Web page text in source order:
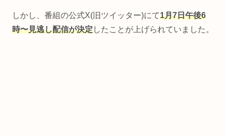
しかし、番組の公式X(旧ツイッター)にて1月7日午後6
時〜見逃し配信が決定したことが上げられていました。